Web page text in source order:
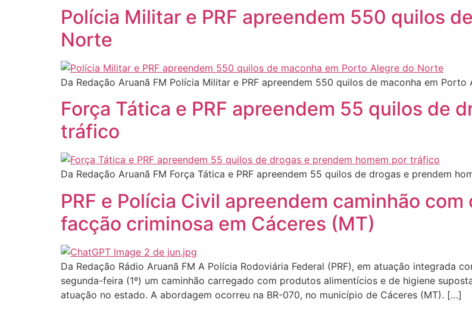
Polícia Militar e PRF apreendem 550 quilos
Norte
Da Redação Aruanã FM Polícia Militar e PRF apreendem 550 quilos de maconha em
Força Tática e PRF apreendem 55 quilos de
tráfico
Da Redação Aruanã FM Força Tática e PRF apreendem 55 quilos de drogas e prendem
PRF e Polícia Civil apreendem caminhão
facção criminosa em Cáceres (MT)
Da Redação Rádio Aruanã FM A Polícia Rodoviária Federal (PRF), em atuação integrada
segunda-feira (1º) um caminhão carregado com produtos alimentícios e de higiene
atuação no estado. A abordagem ocorreu na BR-070, no município de Cáceres (MT). […]